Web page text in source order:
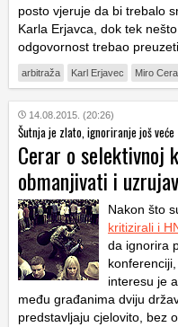
posto vjeruje da bi trebalo
Karla Erjavca, dok tek
odgovornost trebao
arbitraža Karl Erjavec Miro
14.08.2015. (20:26)
Šutnja je zlato, ignoriranje još veće
Cerar o selektivnoj
obmanjivati i
Nakon što
kritizirali i
da ignorira
interesu je
među građanima dviju
predstavljaju cjelovito, bez